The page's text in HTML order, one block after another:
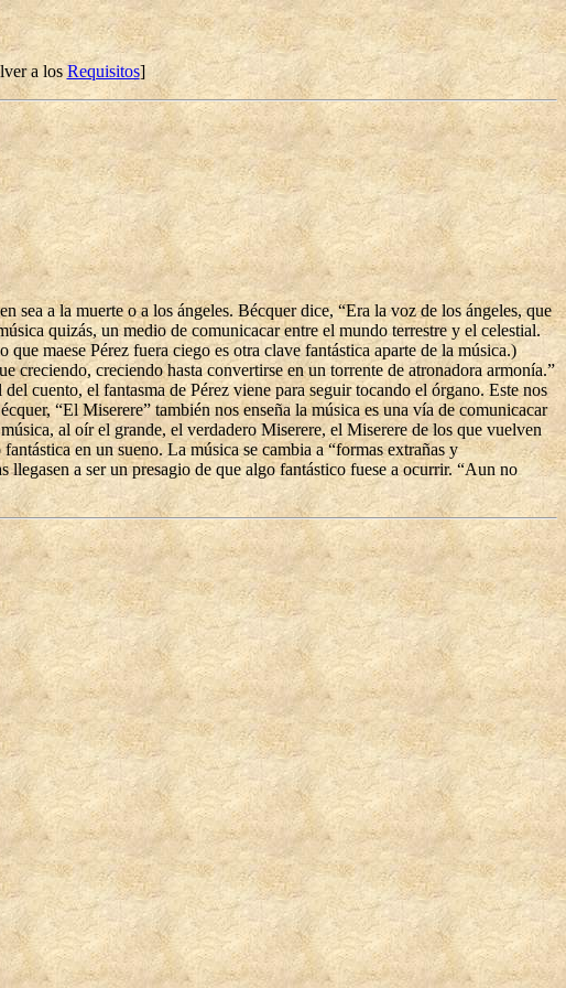
a losRequisitos]
a la muerte o a los ángeles. Bécquer dice, “Era la voz de los ángeles, que
quizás, un medio de comunicacar entre el mundo terrestre y el celestial.
maese Pérez fuera ciego es otra clave fantástica aparte de la música.)
creciendo, creciendo hasta convertirse en un torrente de atronadora armonía.”
cuento, el fantasma de Pérez viene para seguir tocando el órgano. Este nos
“El Miserere” también nos enseña la música es una vía de comunicacar
al oír el grande, el verdadero Miserere, el Miserere de los que vuelven
en un sueno. La música se cambia a “formas extrañas y
a ser un presagio de que algo fantástico fuese a ocurrir. “Aun no